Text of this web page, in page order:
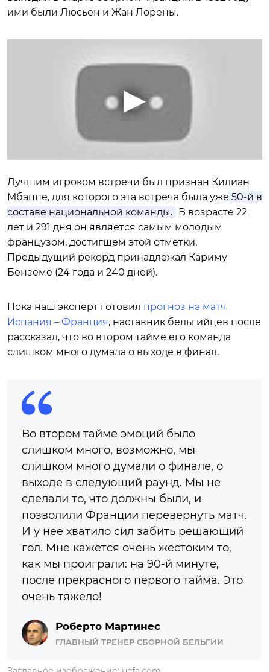
ими были Люсьен и Жан Лорены.
Лучшим игроком встречи был признан Килиан
Мбаппе, для которого эта встреча была уже 50-й в
составе национальной команды.
В возрасте 22
лет и 291 дня он является самым молодым
французом, достигшем этой отметки.
Предыдущий рекорд принадлежал Кариму
Бенземе (24 года и 240 дней).
Пока наш эксперт готовил прогноз на матч
Испания – Франция, наставник бельгийцев после
рассказал, что во втором тайме его команда
слишком много думала о выходе в финал.
Во втором тайме эмоций было
слишком много, возможно, мы
слишком много думали о финале, о
выходе в следующий раунд. Мы не
сделали то, что должны были, и
позволили Франции перевернуть матч.
И у нее хватило сил забить решающий
гол. Мне кажется очень жестоким то,
как мы проиграли: на 90-й минуте,
после прекрасного первого тайма. Это
очень тяжело!
Роберто Мартинес
ГЛАВНЫЙ ТРЕНЕР СБОРНОЙ БЕЛЬГИИ